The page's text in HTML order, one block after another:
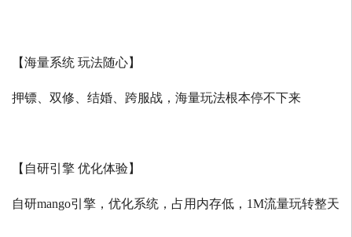
【海量系统 玩法随心】
押镖、双修、结婚、跨服战，海量玩法根本停不下来
【自研引擎 优化体验】
自研mango引擎，优化系统，占用内存低， 1M流量玩转整天